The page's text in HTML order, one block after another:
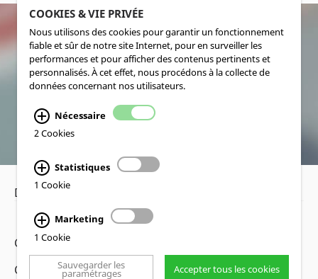
SOCIALMEDIA
Déclaration de confidentialité
Copyright www.lucas-nuelle.fr
CMS, design web et réalisation cekom GmbH, Köln
COOKIES & VIE PRIVÉE
Nous utilisons des cookies pour garantir un fonctionnement
fiable et sûr de notre site Internet, pour en surveiller les
performances et pour afficher des contenus pertinents et
personnalisés. À cet effet, nous procédons à la collecte de
données concernant nos utilisateurs.
Nécessaire
2 Cookies
Statistiques
1 Cookie
Marketing
1 Cookie
Sauvegarder les
paramétrages Accepter tous les cookies